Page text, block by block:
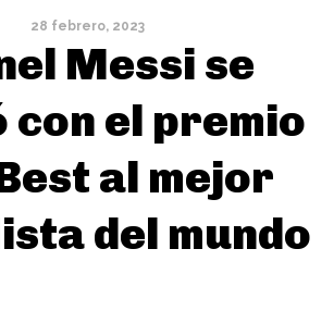
28 febrero, 2023
Messi se
con el premio
al mejor
del mundo